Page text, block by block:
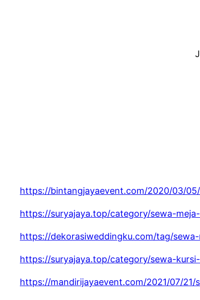
https://bintangjayaevent.com/2020/03/
https://suryajaya.top/category/sewa-
https://dekorasiweddingku.com/tag/
https://suryajaya.top/category/sewa-
https://mandirijayaevent.com/2021/07/